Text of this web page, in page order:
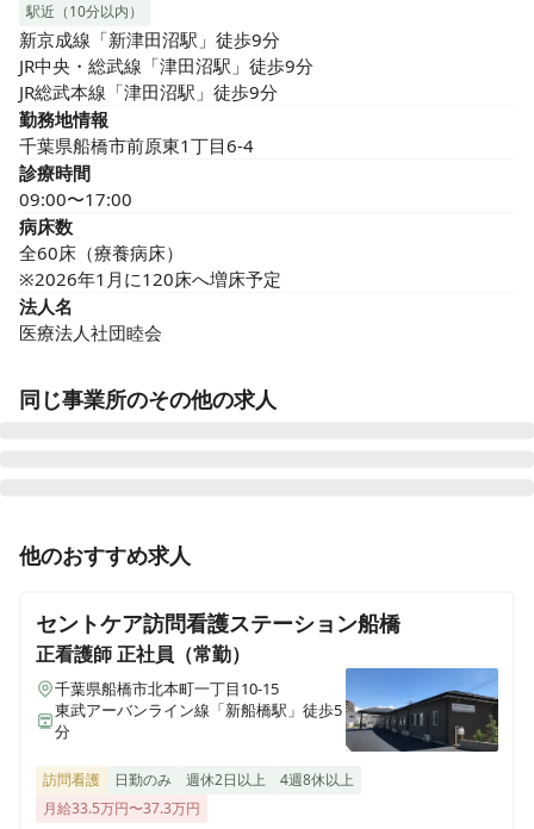
駅近（10分以内）
新京成線「新津田沼駅」徒歩9分
JR中央・総武線「津田沼駅」徒歩9分
JR総武本線「津田沼駅」徒歩9分
勤務地情報
千葉県船橋市前原東1丁目6-4
診療時間
09:00〜17:00
病床数
全60床（療養病床）
※2026年1月に120床へ増床予定
法人名
医療法人社団睦会
同じ事業所のその他の求人
准看護師 正社員（常勤）
【病棟看護師】津田沼駅近くの慢性期病院◎残業月5時
正看護師 パート・アルバイト
【夜勤専従看護師｜非常勤】週1～◎残業ほぼなし◎W
ワーク・副業OK◎高収入◎
他のおすすめ求人
セントケア訪問看護ステーション船橋
正看護師正社員（常勤）
千葉県船橋市北本町一丁目10-15
東武アーバンライン線「新船橋駅」徒歩5
分
訪問看護 日勤のみ 週休2日以上
4週8休以上
月給33.5万円〜37.3万円